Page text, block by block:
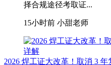
择合规途径考取证...
15小时前 小甜老师
2026 焊工证大改革！取消 3